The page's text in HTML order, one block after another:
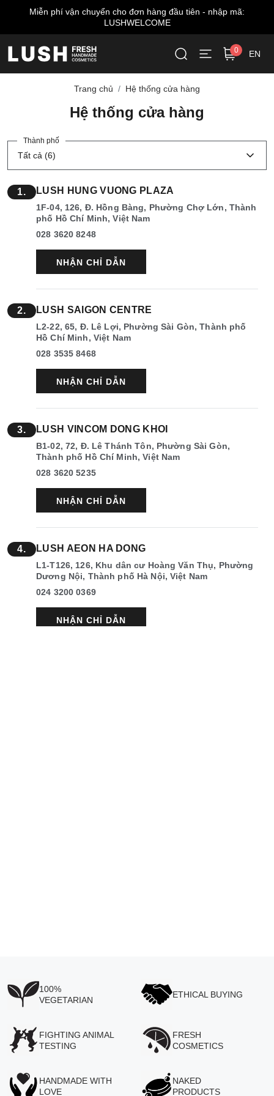
Miễn phí vận chuyển cho đơn hàng đầu tiên - nhập mã:
LUSHWELCOME
0 EN
Trang chủ Hệ thống cửa hàng
Hệ thống cửa hàng
Thành phố
Tất cả (6)
1. LUSH HUNG VUONG PLAZA
1F-04, 126, Đ. Hồng Bàng, Phường Chợ Lớn, Thành
phố Hồ Chí Minh, Việt Nam
028 3620 8248
NHẬN CHỈ DẪN
2. LUSH SAIGON CENTRE
L2-22, 65, Đ. Lê Lợi, Phường Sài Gòn, Thành phố
Hồ Chí Minh, Việt Nam
028 3535 8468
NHẬN CHỈ DẪN
3. LUSH VINCOM DONG KHOI
B1-02, 72, Đ. Lê Thánh Tôn, Phường Sài Gòn,
Thành phố Hồ Chí Minh, Việt Nam
028 3620 5235
NHẬN CHỈ DẪN
4. LUSH AEON HA DONG
L1-T126, 126, Khu dân cư Hoàng Văn Thụ, Phường
Dương Nội, Thành phố Hà Nội, Việt Nam
024 3200 0369
NHẬN CHỈ DẪN
100%
VEGETARIAN
ETHICAL BUYING
FIGHTING ANIMAL
TESTING
FRESH
COSMETICS
HANDMADE WITH
LOVE
NAKED
PRODUCTS